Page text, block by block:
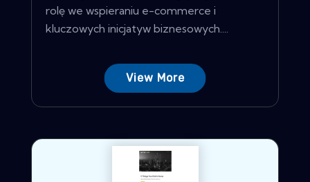
rolę we wspieraniu e-commerce i
kluczowych inicjatyw biznesowych....
View More